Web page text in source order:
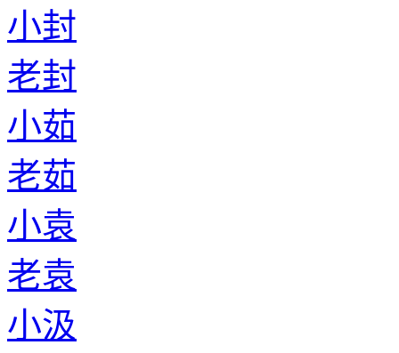
小封
老封
小茹
老茹
小袁
老袁
小汲